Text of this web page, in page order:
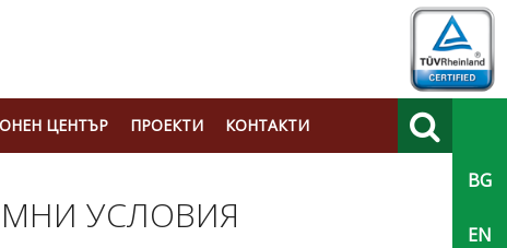
ЦЕНТЪР ПРОЕКТИ КОНТАКТИ
Търси
BG
EN
УСЛОВИЯ